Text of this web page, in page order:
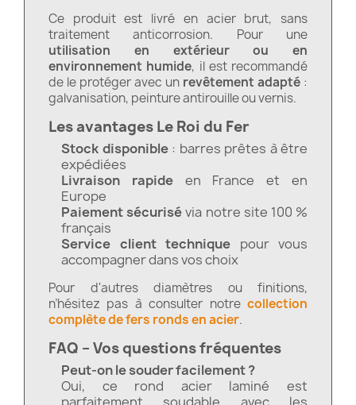
Ce produit est livré en acier brut, sans
traitement anticorrosion. Pour une
utilisation en extérieur ou en
environnement humide, il est recommandé
de le protéger avec un revêtement adapté :
galvanisation, peinture antirouille ou vernis.
Les avantages Le Roi du Fer
Stock disponible: barres prêtes à être
expédiées
Livraison rapideen France et en
Europe
Paiement sécurisévia notre site 100 %
français
Service client technique pour vous
accompagner dans vos choix
Pour d'autres diamètres ou finitions,
n’hésitez pas à consulter notre collection
complète de fers ronds en acier.
FAQ – Vos questions fréquentes
Peut-on le souder facilement ?
Oui, ce rond acier laminé est